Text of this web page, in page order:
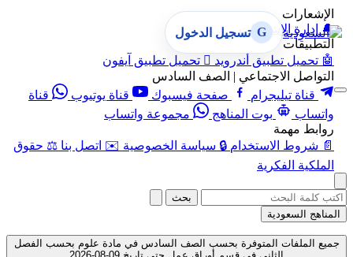
الإشعارات
🔔 إدارة الإشعارات
التطبيقات
🤖 تحميل تطبيق أندرويد  تحميل تطبيق آيفون
التواصل الاجتماعي | الصف السادس
قناة تيليجرام
صفحة فيسبوك قناة يوتيوب
قناة
واتساب
بوت المناهج
مجموعة واتساب
روابط مهمة
📄 شروط الاستخدام 🔒 سياسة الخصوصية ✉️ اتصل بنا ⚖️ حقوق
الملكية الفكرية
G تسجيل الدخول
بحث
المناهج السعودية
جميع الملفات المتوفرة بحسب الصف السادس في مادة علوم بحسب الفصل